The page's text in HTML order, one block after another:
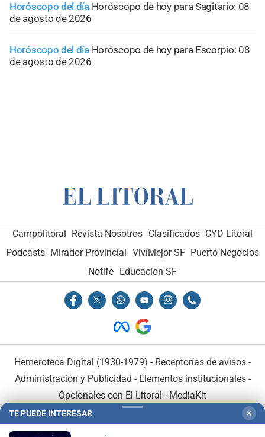
Horóscopo del día Horóscopo de hoy para Sagitario: 08
de agosto de 2026
Horóscopo del día Horóscopo de hoy para Escorpio: 08
de agosto de 2026
Campolitoral Revista Nosotros Clasificados CYD Litoral
Podcasts Mirador Provincial VivíMejor SF Puerto Negocios
Notife Educacion SF
Hemeroteca Digital (1930-1979) - Receptorías de avisos -
Administración y Publicidad - Elementos institucionales-
Opcionales con El Litoral - MediaKit
TE PUEDE INTERESAR ✕